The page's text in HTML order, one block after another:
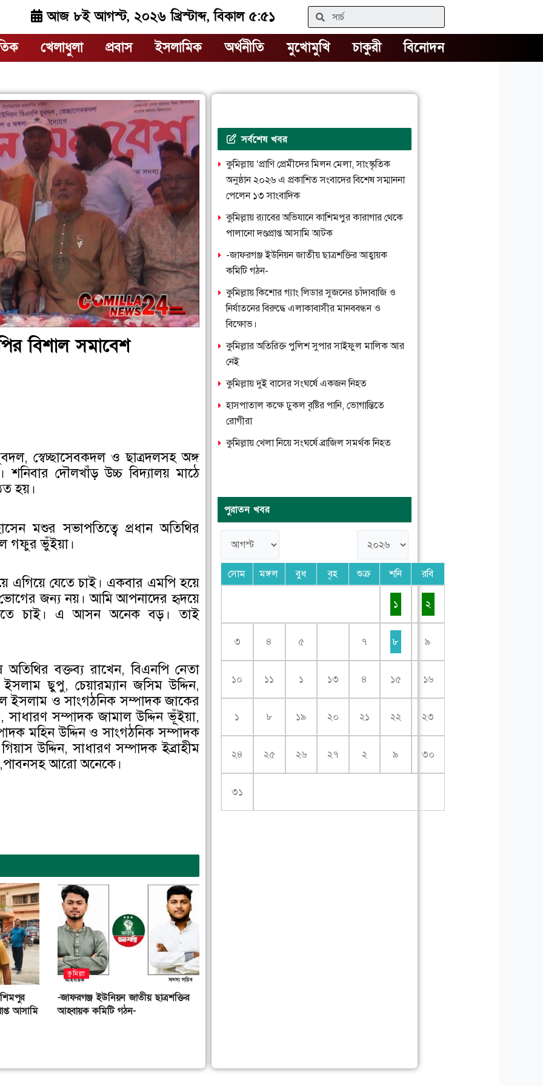
আজ ৮ই আগস্ট, ২০২৬ খ্রিস্টাব্দ, বিকাল ৫:৫১ Search
খেলাধুলা প্রবাস ইসলামিক অর্থনীতি মুখোমুখি চাকুরী বিনোদন
বিশাল সমাবেশ
স্বেচ্ছাসেবকদল ও ছাত্রদলসহ অঙ্গ
দৌলখাঁড় উচ্চ বিদ্যালয় মাঠে
হয়।
মশুর সভাপতিত্বে প্রধান অতিথির
গফুর ভুঁইয়া।
এগিয়ে যেতে চাই। একবার এমপি হয়ে
জন্য নয়। আমি আপনাদের হৃদয়ে
চাই। এ আসন অনেক বড়। তাই
বক্তব্য রাখেন, বিএনপি নেতা
ছুপু, চেয়ারম্যান জসিম উদ্দিন,
ইসলাম ও সাংগঠনিক সম্পাদক জাকের
সম্পাদক জামাল উদ্দিন ভূঁইয়া,
মহিন উদ্দিন ও সাংগঠনিক সম্পাদক
উদ্দিন, সাধারণ সম্পাদক ইব্রাহীম
আরো অনেকে।
আসামি
কুমিল্লা
-জাফরগঞ্জ ইউনিয়ন জাতীয় ছাত্রশক্তির
আহ্বায়ক কমিটি গঠন-
সর্বশেষ খবর
কুমিল্লায় ‘প্রাণি প্রেমীদের মিলন মেলা, সাংস্কৃতিক
অনুষ্ঠান ২০২৬ এ প্রকাশিত সংবাদের বিশেষ সম্মাননা
পেলেন ১৩ সাংবাদিক
কুমিল্লায় র‌্যাবের অভিযানে কাশিমপুর কারাগার থেকে
পালানো দণ্ডপ্রাপ্ত আসামি আটক
-জাফরগঞ্জ ইউনিয়ন জাতীয় ছাত্রশক্তির আহ্বায়ক
কমিটি গঠন-
কুমিল্লায় কিশোর গ্যাং লিডার সুজনের চাঁদাবাজি ও
নির্যাতনের বিরুদ্ধে এলাকাবাসীর মানববন্ধন ও
বিক্ষোভ।
কুমিল্লার অতিরিক্ত পুলিশ সুপার সাইফুল মালিক আর
নেই
কুমিল্লায় দুই বাসের সংঘর্ষে একজন নিহত
হাসপাতাল কক্ষে ঢুকল বৃষ্টির পানি, ভোগান্তিতে
রোগীরা
কুমিল্লায় খেলা নিয়ে সংঘর্ষে ব্রাজিল সমর্থক নিহত
পুরাতন খবর
সোম মঙ্গল বুধ বৃহ শুক্র শনি রবি
১ ২
৩ ৪ ৫ ৭ ৮ ৯
১০ ১১ ১ ১৩ ৪ ১৫ ১৬
১ ৮ ১৯ ২০ ২১ ২২ ২৩
২৪ ২৫ ২৬ ২৭ ২ ৯ ৩০
৩১